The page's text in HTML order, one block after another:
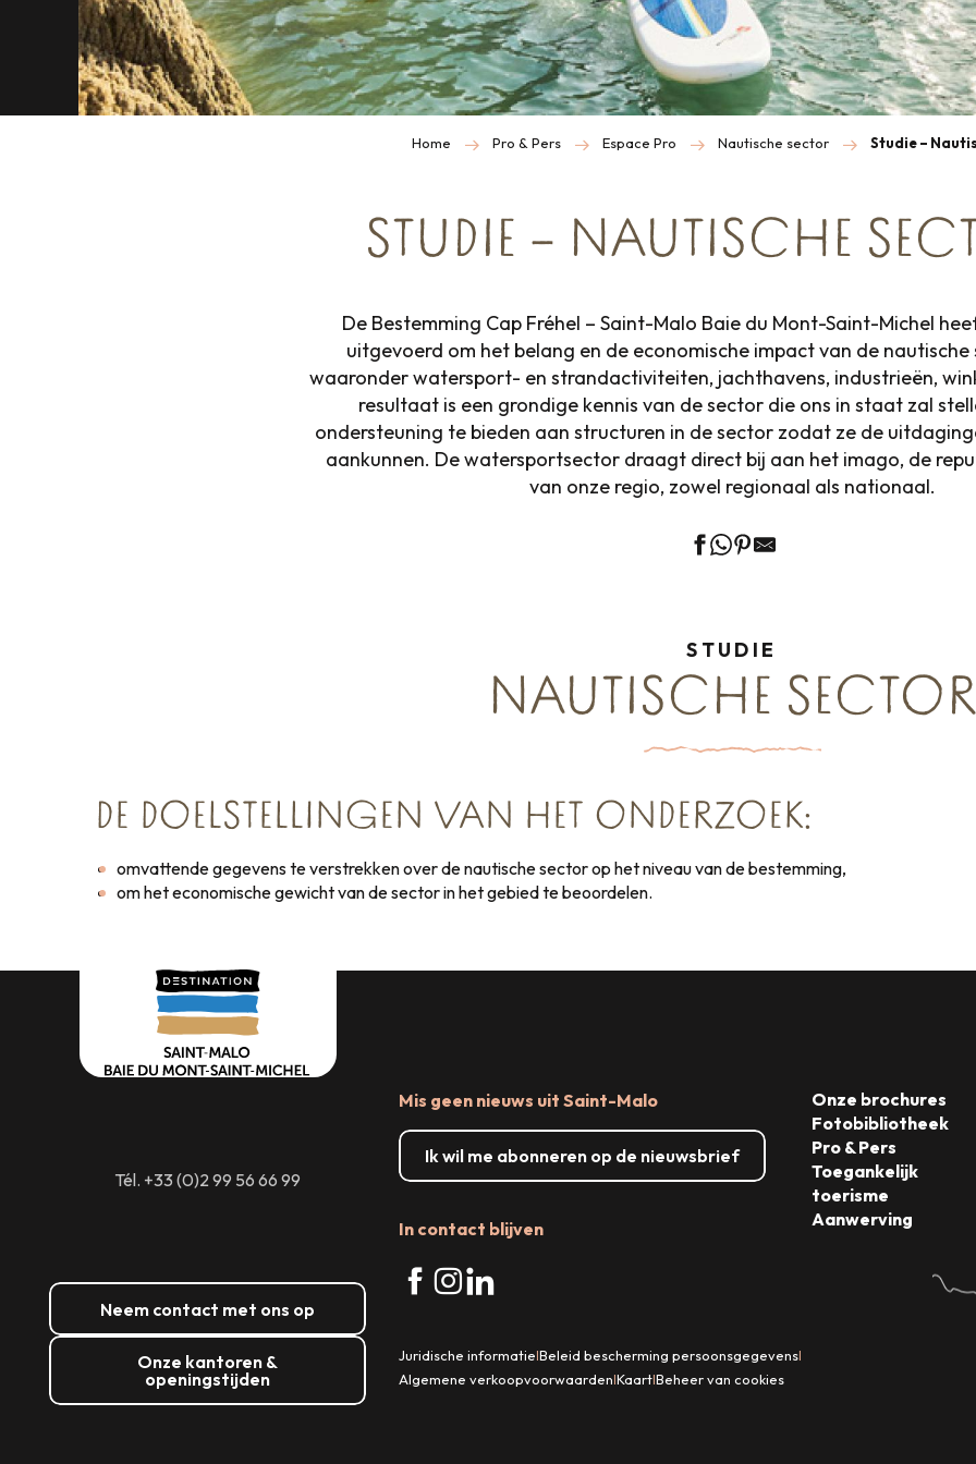
Home Pro & Pers Espace Pro Nautische sector Studie –
STUDIE – NAUTISCHE
De Bestemming Cap Fréhel – Saint-Malo Baie du Mont-Saint-Michel
uitgevoerd om het belang en de economische impact van de
waaronder watersport- en strandactiviteiten, jachthavens, industrieën,
resultaat is een grondige kennis van de sector die ons in staat zal
ondersteuning te bieden aan structuren in de sector zodat ze de
aankunnen. De watersportsector draagt direct bij aan het imago, de
van onze regio, zowel regionaal als nationaal.
STUDIE
NAUTISCHE SECTOR
DE DOELSTELLINGEN VAN HET ONDERZOEK:
omvattende gegevens te verstrekken over de nautische sector op het niveau van de bestemming,
om het economische gewicht van de sector in het gebied te beoordelen.
Tél. +33 (0)2 99 56 66 99
Neem contact met ons op
Onze kantoren &
openingstijden
Mis geen nieuws uit Saint-Malo
Ik wil me abonneren op de nieuwsbrief
In contact blijven
Onze brochures
Fotobibliotheek
Pro & Pers
Toegankelijk
toerisme
Aanwerving
Juridische informatie|Beleid bescherming persoonsgegevens|
Algemene verkoopvoorwaarden|Kaart|Beheer van cookies